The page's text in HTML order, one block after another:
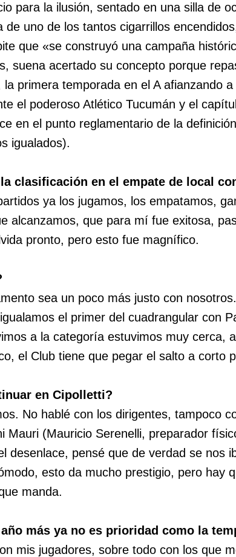
para la ilusión, sentado en una silla de
de uno de los tantos cigarrillos
que «se construyó una campaña
suena acertado su concepto porque
la primera temporada en el A afianzando
el poderoso Atlético Tucumán y el
en el punto reglamentario de la
igualados).
clasificación en el empate de local
ya los jugamos, los empatamos,
alcanzamos, que para mí fue exitosa,
pronto, pero esto fue magnífico.
sea un poco más justo con
el primer del cuadrangular con
a la categoría estuvimos muy cerca,
el Club tiene que pegar el salto a corto
en Cipolletti?
No hablé con los dirigentes, tampoco
Mauri (Mauricio Serenelli, preparador
desenlace, pensé que de verdad se nos
esto da mucho prestigio, pero hay
manda.
más ya no es prioridad como la
mis jugadores, sobre todo con los que